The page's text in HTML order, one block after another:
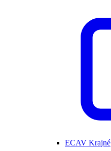
ECAV Krajné